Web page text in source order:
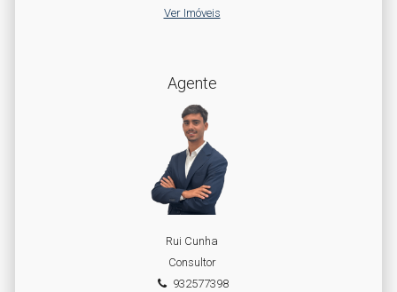
Ver Imóveis
Agente
Rui Cunha
Consultor
932577398